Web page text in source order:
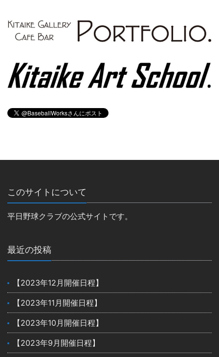
このサイトについて
平日野球クラブの公式サイトです。
最近の投稿
【2023年12月開催日程】
【2023年11月開催日程】
【2023年10月開催日程】
【2023年9月開催日程】